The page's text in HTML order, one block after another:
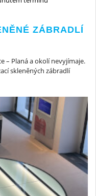
ZÁBRADLÍ
– Planá a okolí nevyjímaje.
skleněných zábradlí